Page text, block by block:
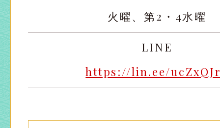
火曜、第2・4水曜
LINE
https://lin.ee/